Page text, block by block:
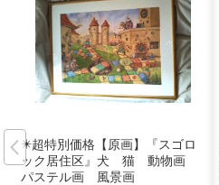
✴️超特別価格【原画】『スゴロ
ック居住区』犬 猫 動物画
パステル画 風景画